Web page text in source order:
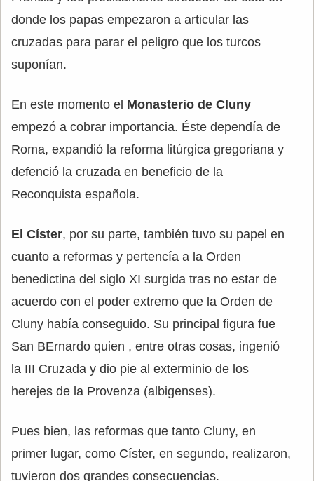
donde los papas empezaron a articular las
cruzadas para parar el peligro que los turcos
suponían.
En este momento el Monasterio de Cluny
empezó a cobrar importancia. Éste dependía de
Roma, expandió la reforma litúrgica gregoriana y
defenció la cruzada en beneficio de la
Reconquista española.
El Císter, por su parte, también tuvo su papel en
cuanto a reformas y pertencía a la Orden
benedictina del siglo XI surgida tras no estar de
acuerdo con el poder extremo que la Orden de
Cluny había conseguido. Su principal figura fue
San BErnardo quien , entre otras cosas, ingenió
la III Cruzada y dio pie al exterminio de los
herejes de la Provenza (albigenses).
Pues bien, las reformas que tanto Cluny, en
primer lugar, como Císter, en segundo, realizaron,
tuvieron dos grandes consecuencias.